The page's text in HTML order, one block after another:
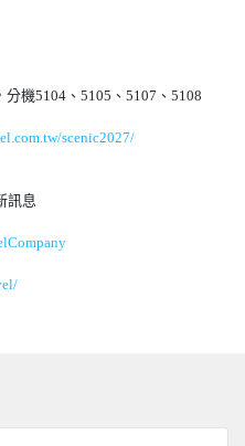
機5104、5105、5107、5108
scenic2027/
訊息